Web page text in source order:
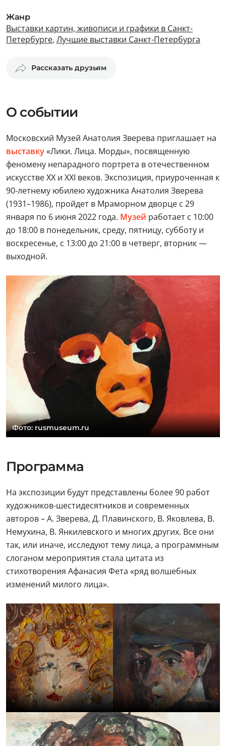
Жанр
Выставки картин, живописи и графики в Санкт-
Петербурге, Лучшие выставки Санкт-Петербурга
Рассказать друзьям
О событии
Московский Музей Анатолия Зверева приглашает на
выставку«Лики. Лица. Морды», посвященную
феномену непарадного портрета в отечественном
искусстве ХХ и ХХI веков. Экспозиция, приуроченная к
90-летнему юбилею художника Анатолия Зверева
(1931–1986), пройдет в Мраморном дворце с 29
января по 6 июня 2022 года. Музей работает с 10:00
до 18:00 в понедельник, среду, пятницу, субботу и
воскресенье, с 13:00 до 21:00 в четверг, вторник —
выходной.
Фото: rusmuseum.ru
Программа
На экспозиции будут представлены более 90 работ
художников-шестидесятников и современных
авторов – А. Зверева, Д. Плавинского, В. Яковлева, В.
Немухина, В. Янкилевского и многих других. Все они
так, или иначе, исследуют тему лица, а программным
слоганом мероприятия стала цитата из
стихотворения Афанасия Фета «ряд волшебных
изменений милого лица».